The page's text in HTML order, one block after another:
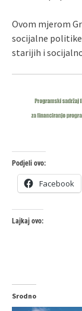
Ovom mjerom
socijalne
starijih i
Podjeli ovo:
Facebook
Lajkaj ovo:
Srodno